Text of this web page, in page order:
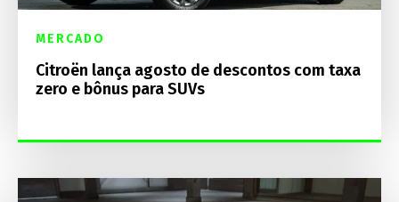
MERCADO
Citroën lança agosto de descontos com taxa
zero e bônus para SUVs